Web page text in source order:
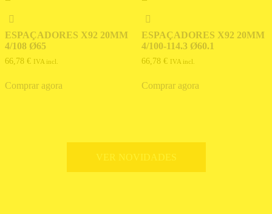
ESPAÇADORES X92 20MM
4/108 Ø65
66,78 € IVA incl.
Comprar agora
ESPAÇADORES X92 20MM
4/100-114.3 Ø60.1
66,78 € IVA incl.
Comprar agora
VER NOVIDADES